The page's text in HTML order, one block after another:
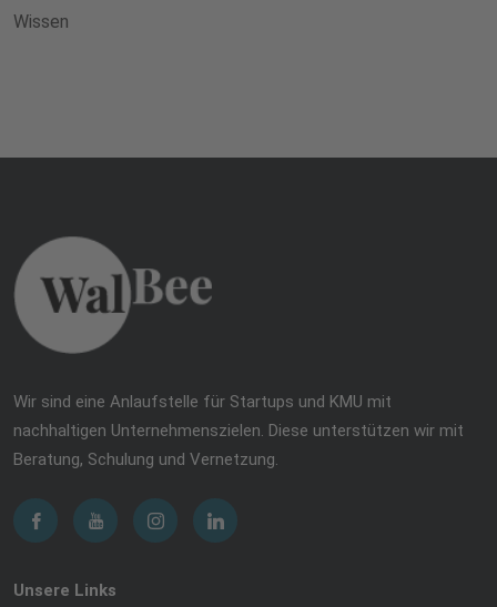
Wissen
Wir sind eine Anlaufstelle für Startups und KMU mit
nachhaltigen Unternehmenszielen. Diese unterstützen wir mit
Beratung, Schulung und Vernetzung.
Unsere Links